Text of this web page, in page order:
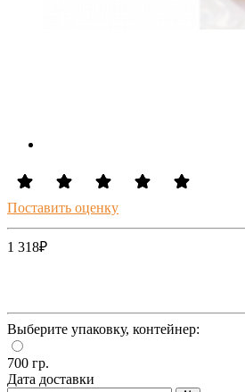
Поставить оценку
1 318₽
Выберите упаковку, контейнер:
700 гр.
Дата доставки